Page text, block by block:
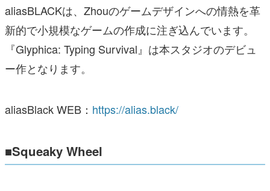
aliasBLACKは、Zhouのゲームデザインへの情熱を革
新的で小規模なゲームの作成に注ぎ込んでいます。
『Glyphica: Typing Survival』は本スタジオのデビュ
ー作となります。
aliasBlack WEB： https://alias.black/
■Squeaky Wheel